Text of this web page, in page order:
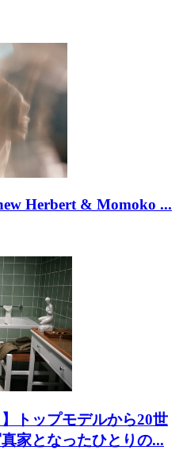
Herbert & Momoko ...
トップモデルから20世
家となったひとりの...